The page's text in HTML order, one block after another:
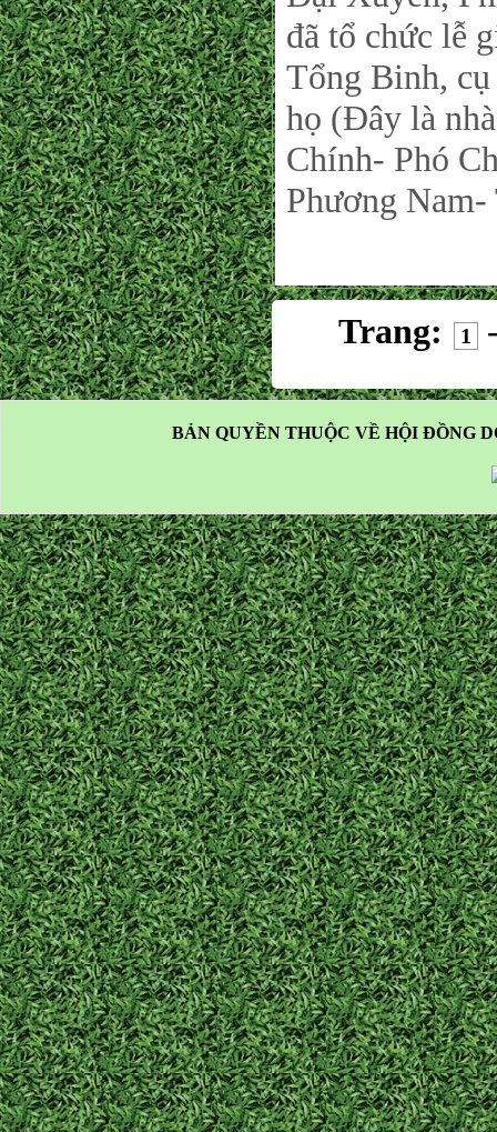
đã tổ chức lễ
Tổng Binh,
họ (Đây là
Chính- Phó
Phương
Trang: 1
BẢN QUYỀN THUỘC VỀ HỘI ĐỒNG